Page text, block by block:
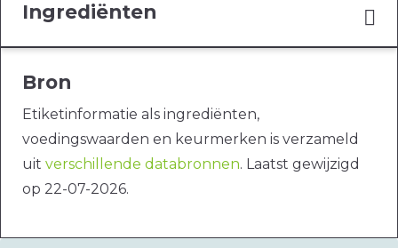
Ingrediënten
Bron
Etiketinformatie als ingrediënten,
voedingswaarden en keurmerken is verzameld
uit verschillende databronnen. Laatst gewijzigd
op 22-07-2026.